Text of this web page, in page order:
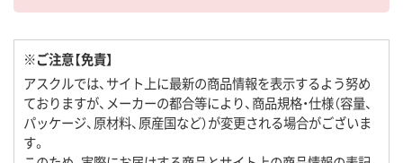
※ご注意【免責】
アスクルでは、サイト上に最新の商品情報を表示するよう努め
ておりますが、メーカーの都合等により、商品規格・仕様（容量、
パッケージ、原材料、原産国など）が変更される場合がございま
す。